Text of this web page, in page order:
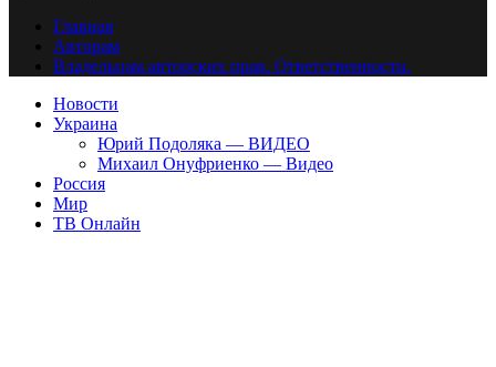
Главная
Авторам
Владельцам авторских прав. Ответственности.
Новости
Украина
Юрий Подоляка — ВИДЕО
Михаил Онуфриенко — Видео
Россия
Мир
ТВ Онлайн